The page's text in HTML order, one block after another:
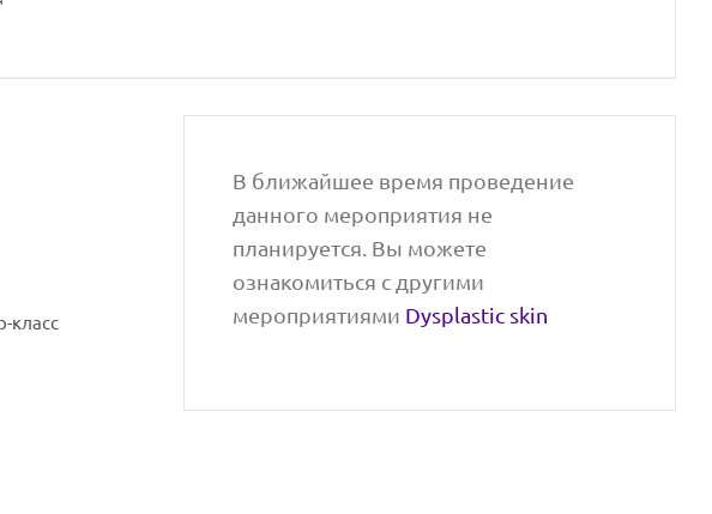
В ближайшее время проведение
данного мероприятия не
планируется. Вы можете
ознакомиться с другими
мероприятиями Dysplastic skin
класс